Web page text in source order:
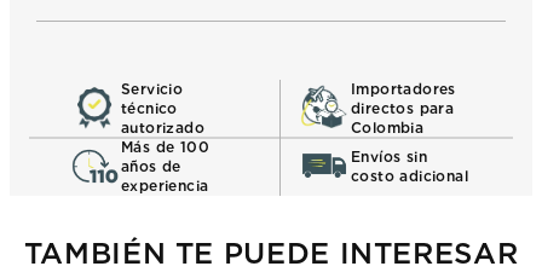
Servicio
técnico
autorizado
Importadores
directos para
Colombia
Más de 100
años de
experiencia
Envíos sin
costo adicional
TAMBIÉN TE PUEDE INTERESAR